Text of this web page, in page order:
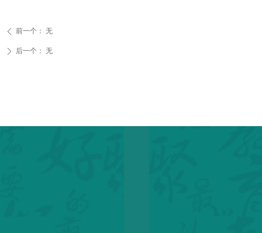
ꄴ 前一个： 无
ꄲ 后一个： 无